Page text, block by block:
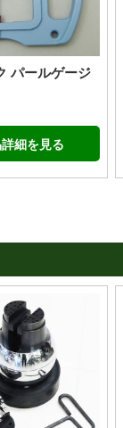
パールゲージ
細を見る